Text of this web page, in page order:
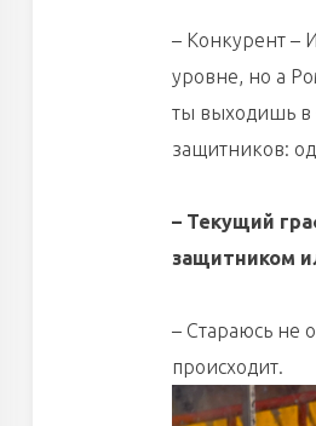
– Конкурент –
уровне, но а
ты выходишь в
защитников:
– Текущий
защитником
– Стараюсь не
происходит.